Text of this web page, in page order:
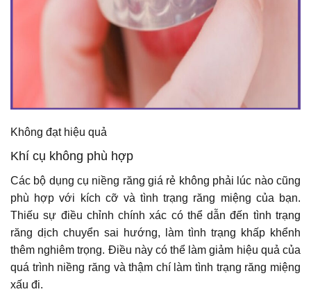
Không đạt hiệu quả
Khí cụ không phù hợp
Các bộ dụng cụ niềng răng giá rẻ không phải lúc nào cũng
phù hợp với kích cỡ và tình trạng răng miệng của bạn.
Thiếu sự điều chỉnh chính xác có thể dẫn đến tình trạng
răng dịch chuyển sai hướng, làm tình trạng khấp khểnh
thêm nghiêm trọng. Điều này có thể làm giảm hiệu quả của
quá trình niềng răng và thậm chí làm tình trạng răng miệng
xấu đi.